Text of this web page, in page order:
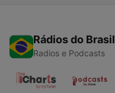
Rádios do Brasil
Radios e Podcasts